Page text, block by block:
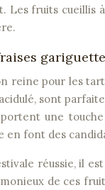
Les fruits cueillis
reine pour les
sont
une
en font des
réussie, il
de ces